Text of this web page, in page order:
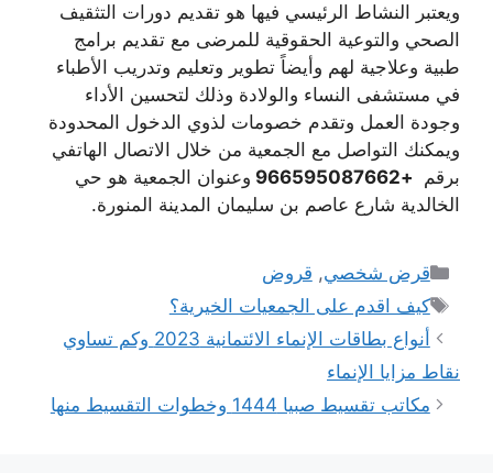
ويعتبر النشاط الرئيسي فيها هو تقديم دورات التثقيف
الصحي والتوعية الحقوقية للمرضى مع تقديم برامج
طبية وعلاجية لهم وأيضاً تطوير وتعليم وتدريب الأطباء
في مستشفى النساء والولادة وذلك لتحسين الأداء
وجودة العمل وتقدم خصومات لذوي الدخول المحدودة
ويمكنك التواصل مع الجمعية من خلال الاتصال الهاتفي
برقم +966595087662
وعنوان الجمعية هو حي
الخالدية شارع عاصم بن سليمان المدينة المنورة.
التصنيفات
قرض شخصي, قروض
الوسوم
كيف اقدم على الجمعيات الخيرية؟
أنواع بطاقات الإنماء الائتمانية 2023 وكم تساوي
نقاط مزايا الإنماء
مكاتب تقسيط صبيا 1444 وخطوات التقسيط منها